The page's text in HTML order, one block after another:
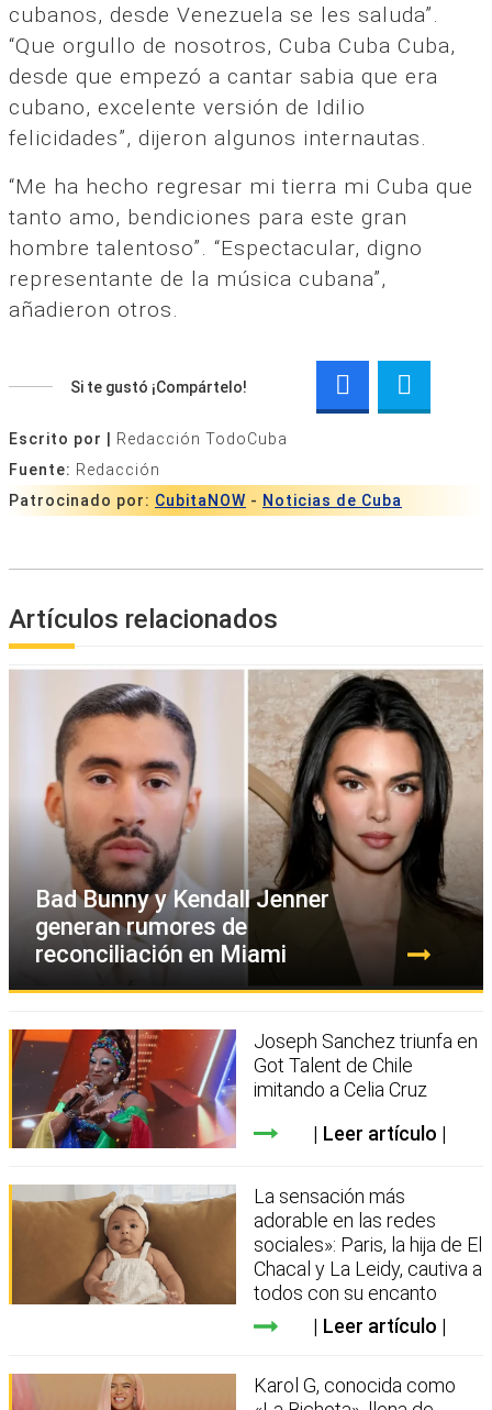
cubanos, desde Venezuela se les saluda”.
“Que orgullo de nosotros, Cuba Cuba Cuba,
desde que empezó a cantar sabia que era
cubano, excelente versión de Idilio
felicidades”, dijeron algunos internautas.
“Me ha hecho regresar mi tierra mi Cuba que
tanto amo, bendiciones para este gran
hombre talentoso”. “Espectacular, digno
representante de la música cubana”,
añadieron otros.
Si te gustó ¡Compártelo!
Escrito por |
Redacción TodoCuba
Fuente: Redacción
Patrocinado por: CubitaNOW - Noticias de Cuba
Artículos relacionados
Bad Bunny y Kendall Jenner
generan rumores de
reconciliación en Miami
Joseph Sanchez triunfa en
Got Talent de Chile
imitando a Celia Cruz
Leer artículo
La sensación más
adorable en las redes
sociales»: Paris, la hija de El
Chacal y La Leidy, cautiva a
todos con su encanto
Leer artículo
Karol G, conocida como